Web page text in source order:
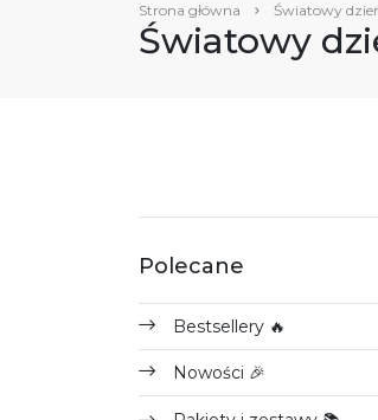
Strona główna Światowy
Światowy
Polecane
Bestsellery 🔥
Nowości 🎉